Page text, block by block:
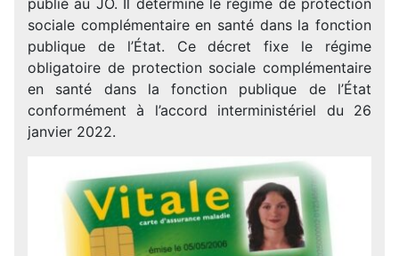
sociale complémentaire en santé dans la fonction
publique de l’État. Ce décret fixe le régime
obligatoire de protection sociale complémentaire
en santé dans la fonction publique de l’État
conformément à l’accord interministériel du 26
janvier 2022.